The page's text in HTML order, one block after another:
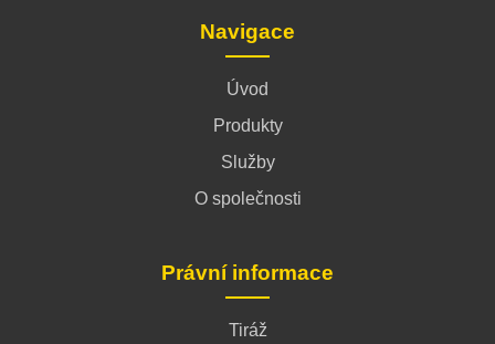
Navigace
Úvod
Produkty
Služby
O společnosti
Právní informace
Tiráž